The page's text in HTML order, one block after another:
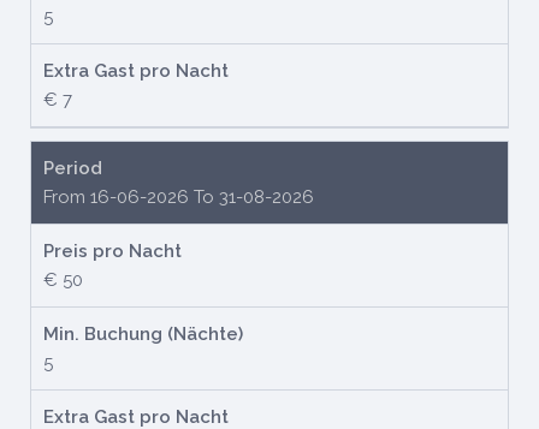
5
Extra Gast pro Nacht
€ 7
Period
From 16-06-2026 To 31-08-2026
Preis pro Nacht
€ 50
Min. Buchung (Nächte)
5
Extra Gast pro Nacht